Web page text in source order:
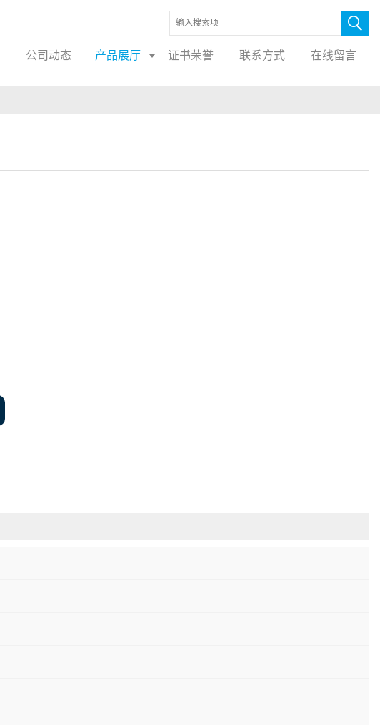
公司动态 产品展厅 证书荣誉 联系方式 在线留言